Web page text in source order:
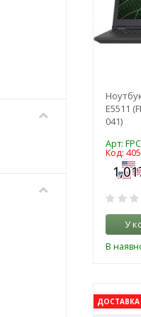
E5511
041)
Арт:
Код:
У
В
ДОСТАВКА